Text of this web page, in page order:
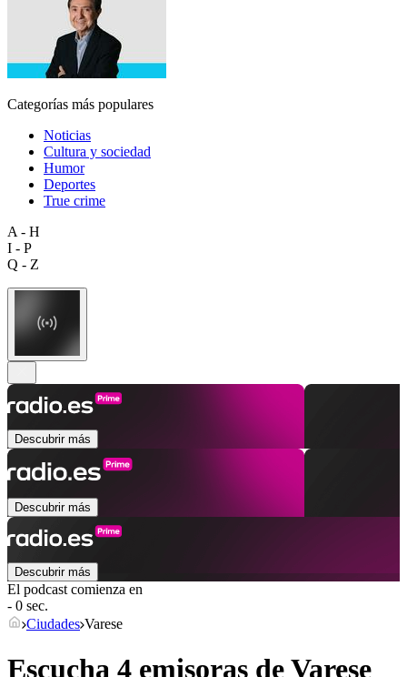
Categorías más populares
Noticias
Cultura y sociedad
Humor
Deportes
True crime
A - H
I - P
Q - Z
Descubrir más
Descubrir más
Descubrir más
El podcast comienza en
- 0 sec.
Ciudades Varese
Escucha 4 emisoras deVarese